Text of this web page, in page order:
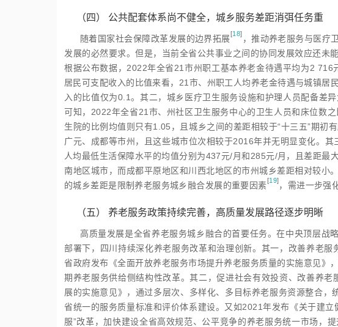
（四） 公共配套体系尚不健全，城乡服务差距消弭任务重
随着国家社会保障改革发展的边界拓展[18] ，推动养老服务与医疗
发展的必然要求。但是，当前全省公共事业之间的协同发展效应还未
根据公布数据，2022年全省21市州职工基本养老金待遇平均为2
居民可支配收入的比值来看，21市、州职工人均养老金待遇与城镇
入的比值仅为0.1。其二，城乡医疗卫生服务设施和护理人员配备差
可知，2022年全省21市、州社区卫生服务中心的卫生人员和床位数
生院的比例均值则只有1.05，且城乡之间的差距相较于“十三五”期初
广元、成都等市州，且这些城市位次相较于2016年并无明显变化。
人均最低生活保障水平的均值分别为437元/月和285元/月，且差距最
南地区城市，而成都平原地区和川西北地区的市州城乡差距相对较
的城乡差距是限制养老服务城乡融合发展的重要因素[19]，需进一步强
（五） 养老服务政策持续完善，高质量发展路径逐步明晰
高质量发展是全省养老服务城乡融合的首要任务。在中央顶层战
部署下，四川持续深化养老服务改革和治理创新。其一，改善养老
省政府发布《全面开放养老服务市场提升养老服务质量的实施意见
期养老服务供给侧结构性改革。其二，促进社会有效投资、改善养
展的实施意见》，通过多层次、多样化、多目标养老服务资源整合，
省统一的服务质量标准和评价体系建设。又如2021年发布《关于建
服”改革，加快建设全省高效规范、公平竞争的养老服务统一市场，